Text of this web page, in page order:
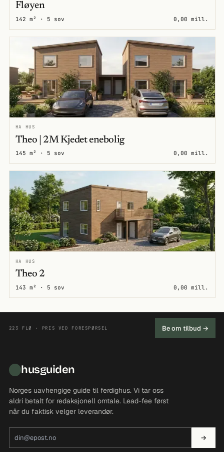
Fløyen
142 m² · 5 sov 0,00 mill.
HA HUS
Theo | 2M Kjedet enebolig
145 m² · 5 sov 0,00 mill.
HA HUS
Theo 2
143 m² · 5 sov 0,00 mill.
223 FLØ · PRIS VED FORESPØRSEL Be om tilbud →
husguiden
Norges uavhengige guide til ferdighus. Vi tar oss
aldri betalt for redaksjonell omtale. Lead-fee først
når du faktisk velger leverandør.
→